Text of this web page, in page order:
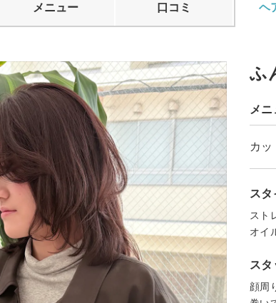
メニュー 口コミ ヘ
ふ
メ
カッ
ス
スト
オイ
スタ
顔周